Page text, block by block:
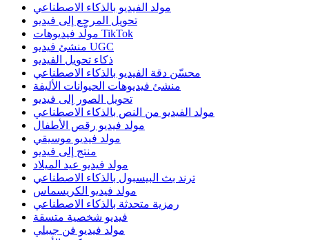
مولد الفيديو بالذكاء الاصطناعي
تحويل المرجع إلى فيديو
مولّد فيديوهات TikTok
منشئ فيديو UGC
ذكاء تحويل الفيديو
محسّن دقة الفيديو بالذكاء الاصطناعي
منشئ فيديوهات الحيوانات الأليفة
تحويل الصور إلى فيديو
مولد الفيديو من النص بالذكاء الاصطناعي
مولد فيديو رقص الأطفال
مولد فيديو موسيقي
منتج إلى فيديو
مولد فيديو عيد الميلاد
ترند بث البيسبول بالذكاء الاصطناعي
مولد فيديو الكريسماس
رمزية متحدثة بالذكاء الاصطناعي
فيديو شخصية متسقة
مولد فيديو فن جيبلي